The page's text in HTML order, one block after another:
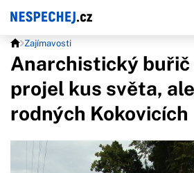
Zajímavosti
Anarchistický buřič
projel kus světa,
rodných Kokovicích